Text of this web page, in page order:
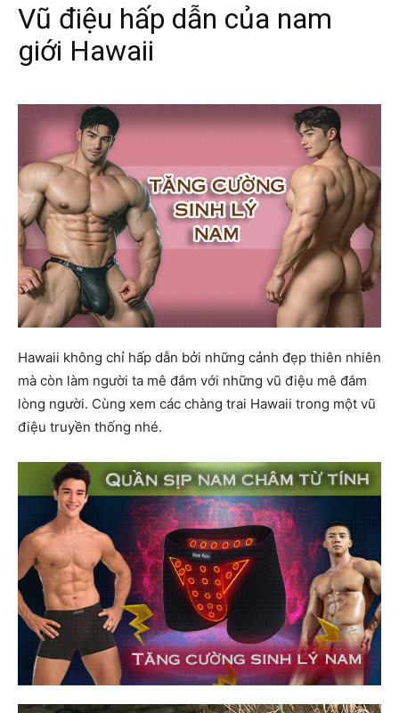
Vũ điệu hấp dẫn của nam
giới Hawaii
Hawaii không chỉ hấp dẫn bởi những cảnh đẹp thiên nhiên
mà còn làm người ta mê đắm với những vũ điệu mê đắm
lòng người. Cùng xem các chàng trai Hawaii trong một vũ
điệu truyền thống nhé.